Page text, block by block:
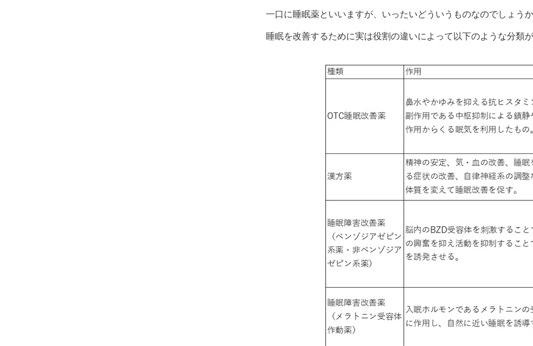
一口に睡眠薬といいますが、いったいどういうものなのでしょう
睡眠を改善するために実は役割の違いによって以下のような分類